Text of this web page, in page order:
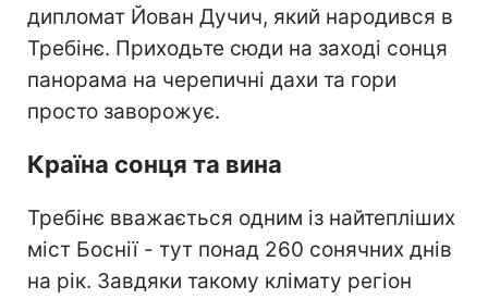
дипломат Йован Дучич, який народився в
Требінє. Приходьте сюди на заході сонця
панорама на черепичні дахи та гори
просто заворожує.
Країна сонця та вина
Требінє вважається одним із найтепліших
міст Боснії - тут понад 260 сонячних днів
на рік. Завдяки такому клімату регіон